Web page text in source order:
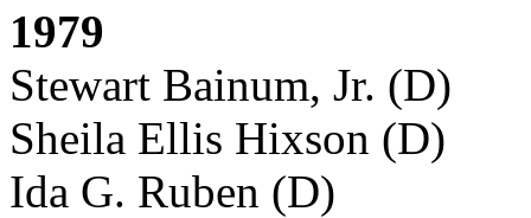
1979
Stewart Bainum, Jr. (D)
Sheila Ellis Hixson (D)
Ida G. Ruben (D)